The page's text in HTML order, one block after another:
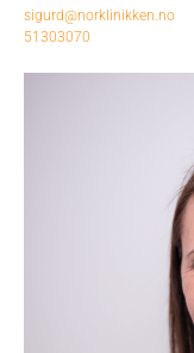
sigurd@norklinikken.no
51303070